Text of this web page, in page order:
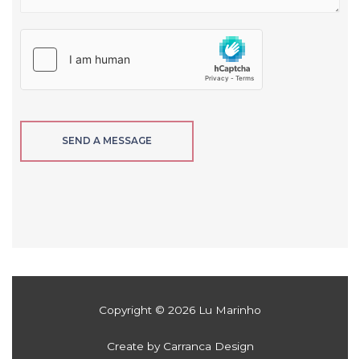
SEND A MESSAGE
Copyright © 2026 Lu Marinho
Create by Carranca Design